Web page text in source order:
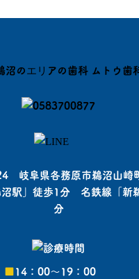
岐阜県各務原市鵜沼山崎
駅」徒歩1分 名鉄線「新
分
■14：00〜19：00